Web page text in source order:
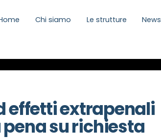
Chi siamo Le strutture News
effetti extrapenali
su richiesta